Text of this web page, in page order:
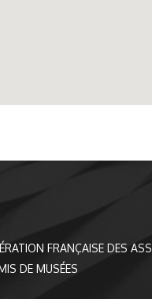
FRANÇAISE DES
DE MUSÉES